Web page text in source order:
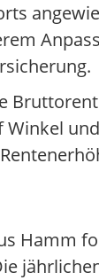
Winkel
Hamm